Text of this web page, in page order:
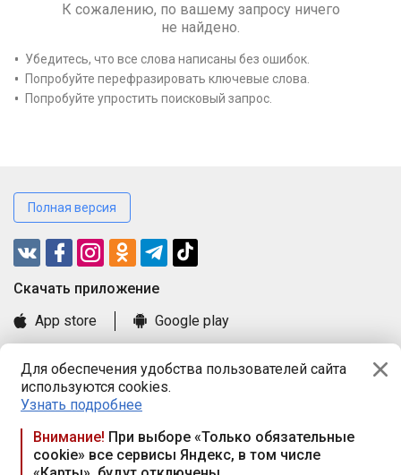
Для обеспечения удобства пользователей сайта
используются cookies.
Узнать подробнее
Внимание! При выборе «Только обязательные
cookie» все сервисы Яндекс, в том числе
К сожалению, по вашему запросу ничего
не найдено.
Убедитесь, что все слова написаны без ошибок.
Попробуйте перефразировать ключевые слова.
Попробуйте упростить поисковый запрос.
Полная версия
Cкачать приложение
App store
Google play
Книга замечаний и предложений
Правила и документы
Praca.by © 2000—2026, ООО «ПРАЦА БАЙ»
Республика Беларусь, 220114, г. Минск, пр-т Независимости
117а, пом. № 9.